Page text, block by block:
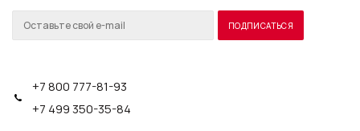
+7 800 777-81-93
+7 499 350-35-84